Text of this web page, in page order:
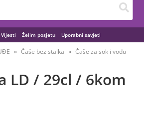
Vijesti Želim posjetu Uporabni savjeti
Čaše bez stalka Čaše za sok i vodu
LD / 29cl / 6kom